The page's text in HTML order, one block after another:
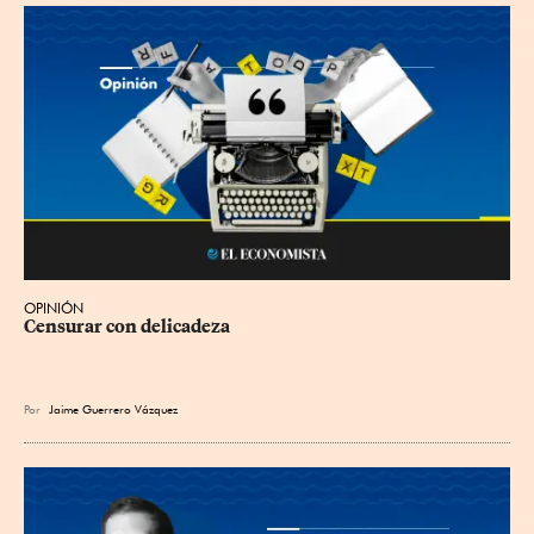
OPINIÓN
Censurar con delicadeza
Por Jaime Guerrero Vázquez